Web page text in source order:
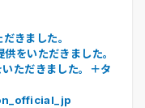
きました。
をいただきました。
ただきました。＋タ